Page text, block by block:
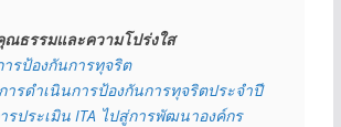
ณธรรมและความโปร่งใส
รป้องกันการทุจริต
ารดำเนินการป้องกันการทุจริตประจำปี
รประเมิน ITA ไปสู่การพัฒนาองค์กร